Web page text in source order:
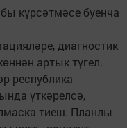
күрсәтмәсе буенча
диагностик
артык түгел.
республика
үткәрелсә,
тиеш. Планлы